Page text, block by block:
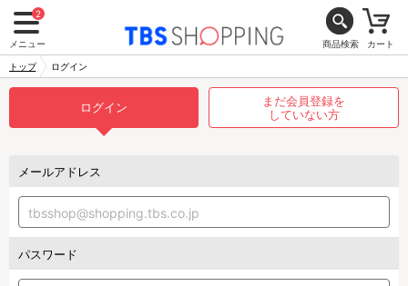
2
メニュー 商品検索 カート
トップ ログイン
ログイン
まだ会員登録を
していない方
メールアドレス
パスワード